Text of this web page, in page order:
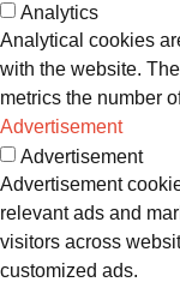
Analytics
Analytical cookies
with the website.
metrics the number
Advertisement
Advertisement
Advertisement
relevant ads and
visitors across
customized ads.